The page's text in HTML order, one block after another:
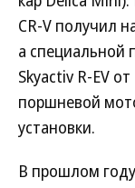
CR-V получил
а специальной
Skyactiv R-EV
поршневой
установки.
В прошлом